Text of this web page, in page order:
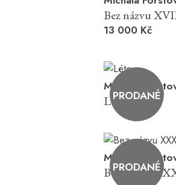
Bez názvu
13 000 Kč
PRODANÉ
Michala
Léto
PRODANÉ
Michala
Bez názvu